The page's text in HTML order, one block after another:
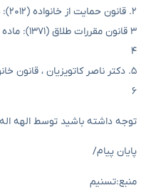
۲. قانون حمایت از خانواده (۲۰۱۲): ماده ۲۹
۳ قانون مقررات طلاق (۱۳۷۱): ماده ۴
۴
۵. دکتر ناصر کاتویزیان ، قانون خانواده
۶
توجه داشته باشید توسط الهه
پایان پیام/
منبع:تسنیم